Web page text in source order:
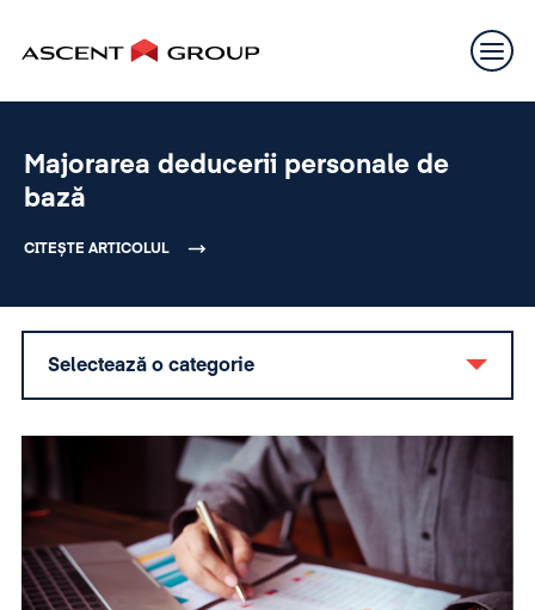
Majorarea deducerii personale de
bază
CITEȘTE ARTICOLUL
Selectează o categorie